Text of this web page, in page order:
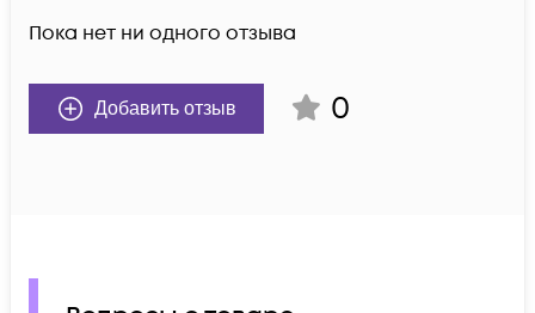
Пока нет ни одного отзыва
Добавить отзыв 0